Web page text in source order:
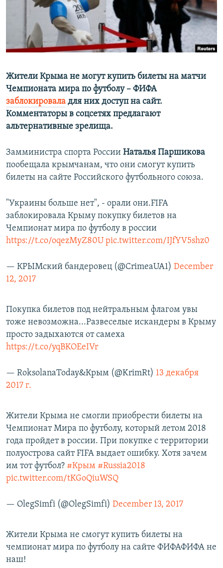
ПОБЕДИТЕЛЕЙ НЕ СУДЯТ?
КРЫМ.НЕПОКОРЕННЫЙ
ELIFBE
ПРИСОЕДИНЯЙТЕСЬ!
Все сайты RFE/RL
Жители Крыма не могут купить билеты на матчи
Чемпионата мира по футболу – ФИФА
заблокировала для них доступ на сайт.
Комментаторы в соцсетях предлагают
альтернативные зрелища.
Замминистра спорта России Наталья Паршикова
пообещала крымчанам, что они смогут купить
билеты на сайте Российского футбольного союза.
"Украины больше нет", - орали они.FIFA
заблокировала Крыму покупку билетов на
Чемпионат мира по футболу в россии
https://t.co/oqezMyZ80U pic.twitter.com/IJfYV5shz0
— КРЫМский бандеровец (@CrimeaUA1) December
12, 2017
Покупка билетов под нейтральным флагом увы
тоже невозможна...Развеселые искандеры в Крыму
просто задыхаются от самеха
https://t.co/yqBKOEeIVr
— RoksolanaToday&Крым (@KrimRt) 13 декабря
2017 г.
Жители Крыма не смогли приобрести билеты на
Чемпионат Мира по футболу, который летом 2018
года пройдет в россии. При покупке с территории
полуострова сайт FIFA выдает ошибку. Хотя зачем
им тот футбол? #Крым #Russia2018
pic.twitter.com/tKGoQiuWSQ
— OlegSimfi (@OlegSimfi) December 13, 2017
Жители Крыма не смогут купить билеты на
чемпионат мира по футболу на сайте ФИФАФИФА не
наш!